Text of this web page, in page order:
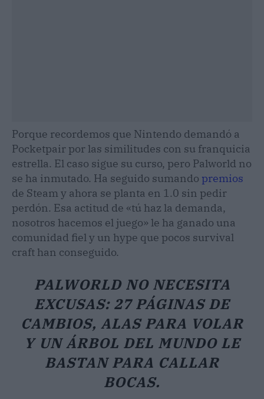
Porque recordemos que Nintendo demandó a
Pocketpair por las similitudes con su franquicia
estrella. El caso sigue su curso, pero Palworld no
se ha inmutado. Ha seguido sumando premios
de Steam y ahora se planta en 1.0 sin pedir
perdón. Esa actitud de «tú haz la demanda,
nosotros hacemos el juego» le ha ganado una
comunidad fiel y un hype que pocos survival
craft han conseguido.
PALWORLD NO NECESITA
EXCUSAS: 27 PÁGINAS DE
CAMBIOS, ALAS PARA VOLAR
Y UN ÁRBOL DEL MUNDO LE
BASTAN PARA CALLAR
BOCAS.